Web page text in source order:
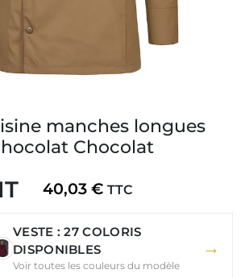
manches longues
Chocolat
40,03 € TTC
VESTE : 27 COLORIS
DISPONIBLES
Voir toutes les couleurs du modèle
→